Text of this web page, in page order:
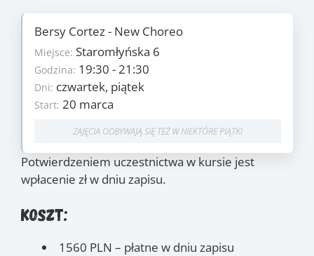
Bersy Cortez - New Choreo
Miejsce: Staromłyńska 6
Godzina: 19:30 - 21:30
Dni: czwartek, piątek
Start: 20 marca
ZAJĘCIA ODBYWAJĄ SIĘ TEŻ W NIEKTÓRE PIĄTKI
Szczegóły
Ilość zajęć:11
Cena:1560 PLN/os
Dni: czwartek, piątek
Start: 20 marca
20.03(czw.), 3.04(czw.) , 10.04(czw.),
17.04(czw.), 24.04(czw.), 15.05
12.06
Potwierdzeniem uczestnictwa w kursie jest
wpłacenie zł w dniu zapisu.
Koszt:
1560 PLN – płatne w dniu zapisu